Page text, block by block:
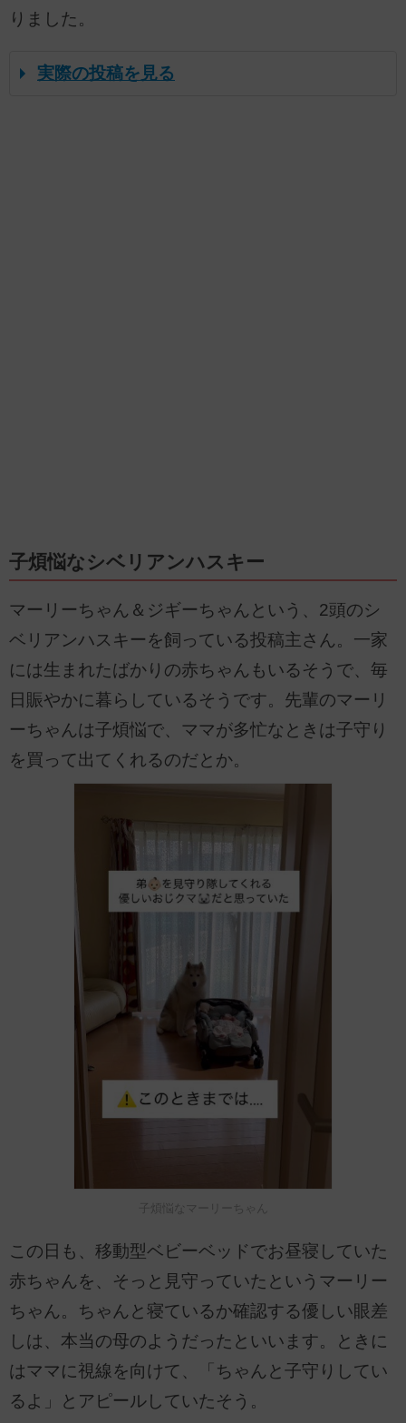
りました。
実際の投稿を見る
子煩悩なシベリアンハスキー
マーリーちゃん＆ジギーちゃんという、2頭のシ
ベリアンハスキーを飼っている投稿主さん。一家
には生まれたばかりの赤ちゃんもいるそうで、毎
日賑やかに暮らしているそうです。先輩のマーリ
ーちゃんは子煩悩で、ママが多忙なときは子守り
を買って出てくれるのだとか。
子煩悩なマーリーちゃん
この日も、移動型ベビーベッドでお昼寝していた
赤ちゃんを、そっと見守っていたというマーリー
ちゃん。ちゃんと寝ているか確認する優しい眼差
しは、本当の母のようだったといいます。ときに
はママに視線を向けて、「ちゃんと子守りしてい
るよ」とアピールしていたそう。